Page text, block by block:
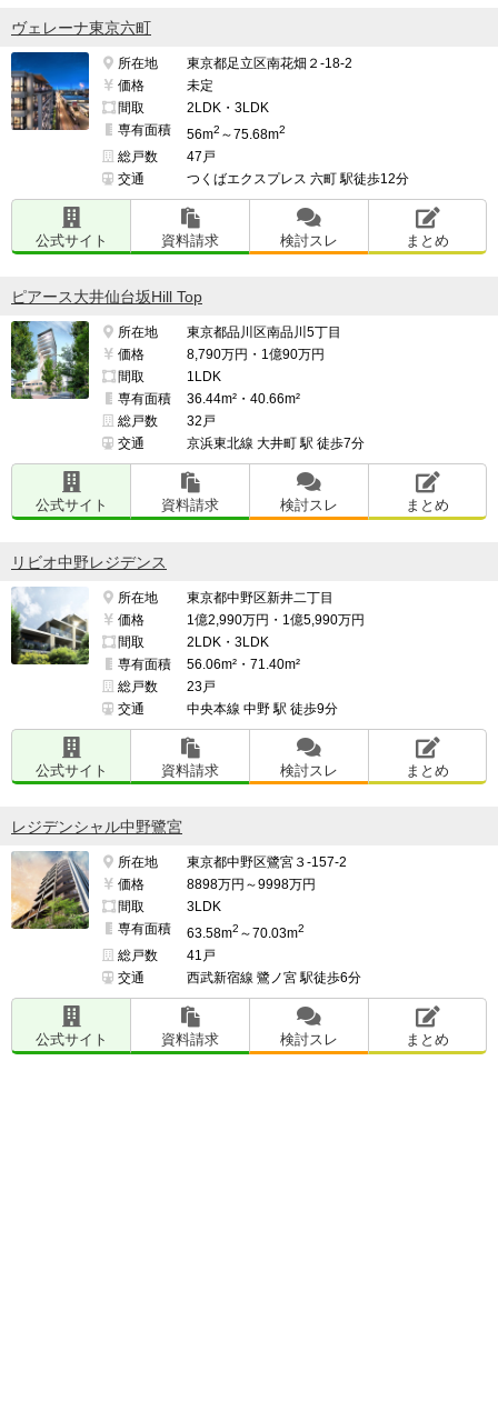
ヴェレーナ東京六町
所在地
東京都足立区南花畑２-18-2
価格
未定
間取
2LDK・3LDK
専有面積
56m2 ～75.68m2
総戸数
47戸
交通
つくばエクスプレス 六町 駅徒歩12分
公式サイト 資料請求 検討スレ まとめ
ピアース大井仙台坂Hill Top
所在地
東京都品川区南品川5丁目
価格
8,790万円・1億90万円
間取
1LDK
専有面積
36.44m²・40.66m²
総戸数
32戸
交通
京浜東北線 大井町 駅 徒歩7分
公式サイト 資料請求 検討スレ まとめ
リビオ中野レジデンス
所在地
東京都中野区新井二丁目
価格
1億2,990万円・1億5,990万円
間取
2LDK・3LDK
専有面積
56.06m²・71.40m²
総戸数
23戸
交通
中央本線 中野 駅 徒歩9分
公式サイト 資料請求 検討スレ まとめ
レジデンシャル中野鷺宮
所在地
東京都中野区鷺宮３-157-2
価格
8898万円～9998万円
間取
3LDK
専有面積
63.58m2 ～70.03m2
総戸数
41戸
交通
西武新宿線 鷺ノ宮 駅徒歩6分
公式サイト 資料請求 検討スレ まとめ